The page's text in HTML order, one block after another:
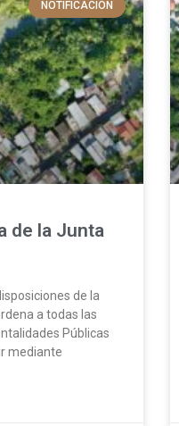
NOTIFICACIÓN
de la Junta
de la
a todas las
Públicas
mediante